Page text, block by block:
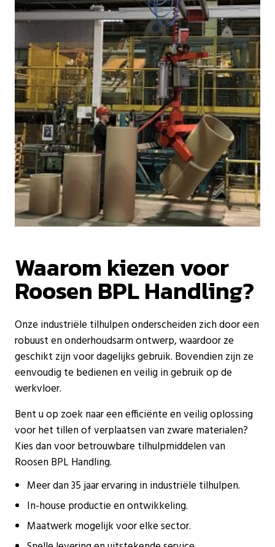
Waarom kiezen voor
Roosen BPL Handling?
Onze industriële tilhulpen onderscheiden zich door een
robuust en onderhoudsarm ontwerp, waardoor ze
geschikt zijn voor dagelijks gebruik. Bovendien zijn ze
eenvoudig te bedienen en veilig in gebruik op de
werkvloer.
Bent u op zoek naar een efficiënte en veilig oplossing
voor het tillen of verplaatsen van zware materialen?
Kies dan voor betrouwbare tilhulpmiddelen van
Roosen BPL Handling.
Meer dan 35 jaar ervaring in industriële tilhulpen.
In-house productie en ontwikkeling.
Maatwerk mogelijk voor elke sector.